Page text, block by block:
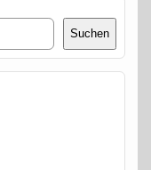
Suchen